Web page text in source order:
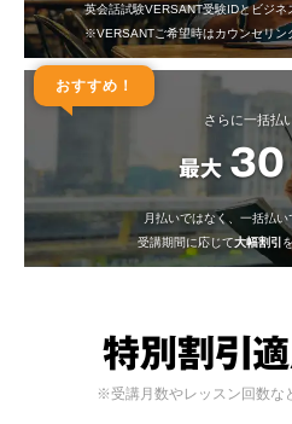
英会話試験VERSANT受験IDとビジ
※VERSANTご希望時はカウンセリン
おすすめ！
さらに一括払
最大 30
月払いではなく、一括払
受講期間に応じて大幅割引
特別割引
※受講月数やレッスン回数な